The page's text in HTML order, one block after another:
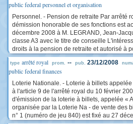
public federal personnel et organisation
Personnel. - Pension de retraite Par arrêté
démission honorable de ses fonctions est
décembre 2008 à M. LEGRAND, Jean-
classe A3 avec le titre de conseille
droits à la pension de retraite et autorisé à
type arrêté royal prom. -- pub. 23/12/2008
public federal finances
Loterie Nationale. - Loterie à billets
à l'article 9 de l'arrêté royal du 10 février
d'émission de la loterie à billets, appelée «
organisée par la Loterie Na - de vente des
n° 1 (numéro de jeu 840) est fixé au 27